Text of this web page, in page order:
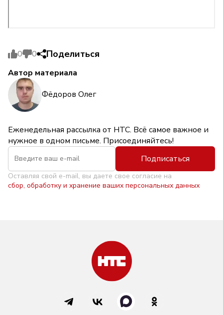
0 0 Поделиться
Автор материала
Фёдоров Олег
Еженедельная рассылка от НТС. Всё самое важное и
нужное в одном письме. Присоединяйтесь!
Подписаться
Оставляя свой e-mail, вы даете свое согласие на
сбор, обработку и хранение ваших персональных данных